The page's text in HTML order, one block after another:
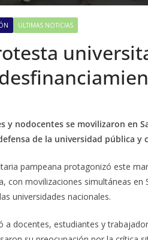
ULTIMAS NOTICIAS
y nodocentes se movilizaron en
de la universidad pública
pampeana protagonizó este
con movilizaciones simultáneas en
universidades nacionales.
a docentes, estudiantes y